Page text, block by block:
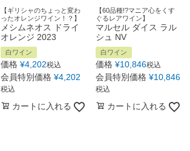
【ギリシャのちょっと変わ
ったオレンジワイン！？】
メシムネオス ドライ
オレンジ 2023
白ワイン
価格 ¥4,202税込
会員特別価格 ¥4,202
税込
カートに入れる
【60品種!?マニア心をくす
ぐるレアワイン】
マルセル ダイス ラル
シュ NV
白ワイン
価格 ¥10,846税込
会員特別価格 ¥10,846
税込
カートに入れる